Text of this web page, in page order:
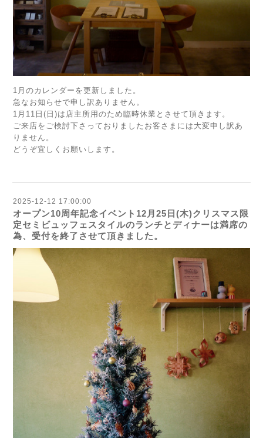
1月のカレンダーを更新しました。
急なお知らせで申し訳ありません。
1月11日(日)は店主所用のため臨時休業とさせて頂きます。
ご来店をご検討下さっておりましたお客さまには大変申し訳あ
りません。
どうぞ宜しくお願いします。
2025-12-12 17:00:00
オープン10周年記念イベント12月25日(木)クリスマス限
定セミビュッフェスタイルのランチとディナーは満席の
為、受付を終了させて頂きました。